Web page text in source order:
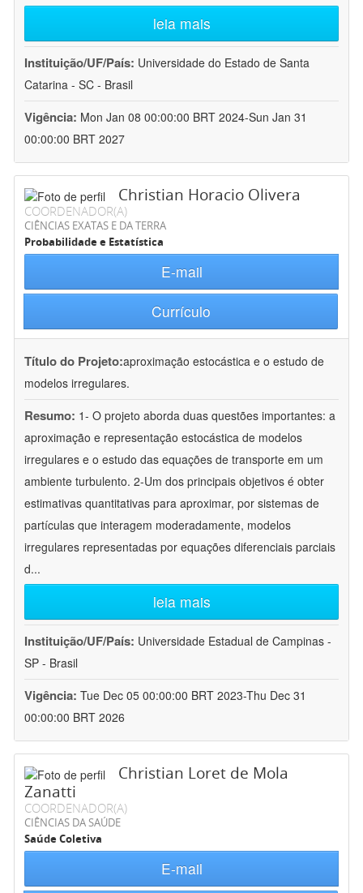
leia mais
Instituição/UF/País: Universidade do Estado de Santa
Catarina - SC - Brasil
Vigência: Mon Jan 08 00:00:00 BRT 2024-Sun Jan 31
00:00:00 BRT 2027
Christian Horacio Olivera
COORDENADOR(A)
CIÊNCIAS EXATAS E DA TERRA
Probabilidade e Estatística
E-mail
Currículo
Título do Projeto:aproximação estocástica e o estudo de
modelos irregulares.
Resumo: 1- O projeto aborda duas questões importantes: a
aproximação e representação estocástica de modelos
irregulares e o estudo das equações de transporte em um
ambiente turbulento. 2-Um dos principais objetivos é obter
estimativas quantitativas para aproximar, por sistemas de
partículas que interagem moderadamente, modelos
irregulares representadas por equações diferenciais parciais
d...
leia mais
Instituição/UF/País: Universidade Estadual de Campinas -
SP - Brasil
Vigência: Tue Dec 05 00:00:00 BRT 2023-Thu Dec 31
00:00:00 BRT 2026
Christian Loret de Mola
Zanatti
COORDENADOR(A)
CIÊNCIAS DA SAÚDE
Saúde Coletiva
E-mail